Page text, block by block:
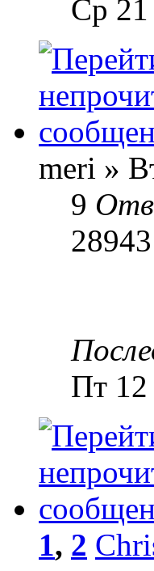
Ср 21
meri »
9
28943
Пт 12
1, 2